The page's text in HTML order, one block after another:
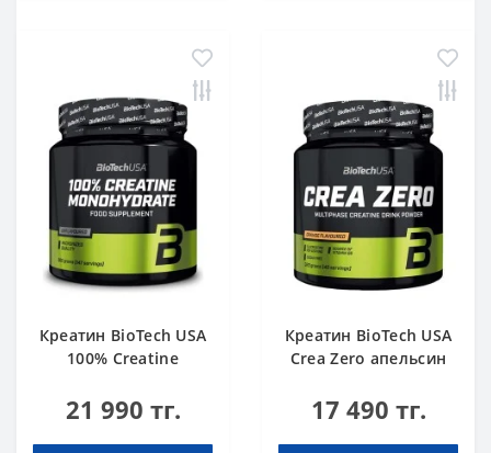
Креатин BioTech USA
100% Creatine
21 990 тг.
Креатин BioTech USA
Crea Zero апельсин
17 490 тг.